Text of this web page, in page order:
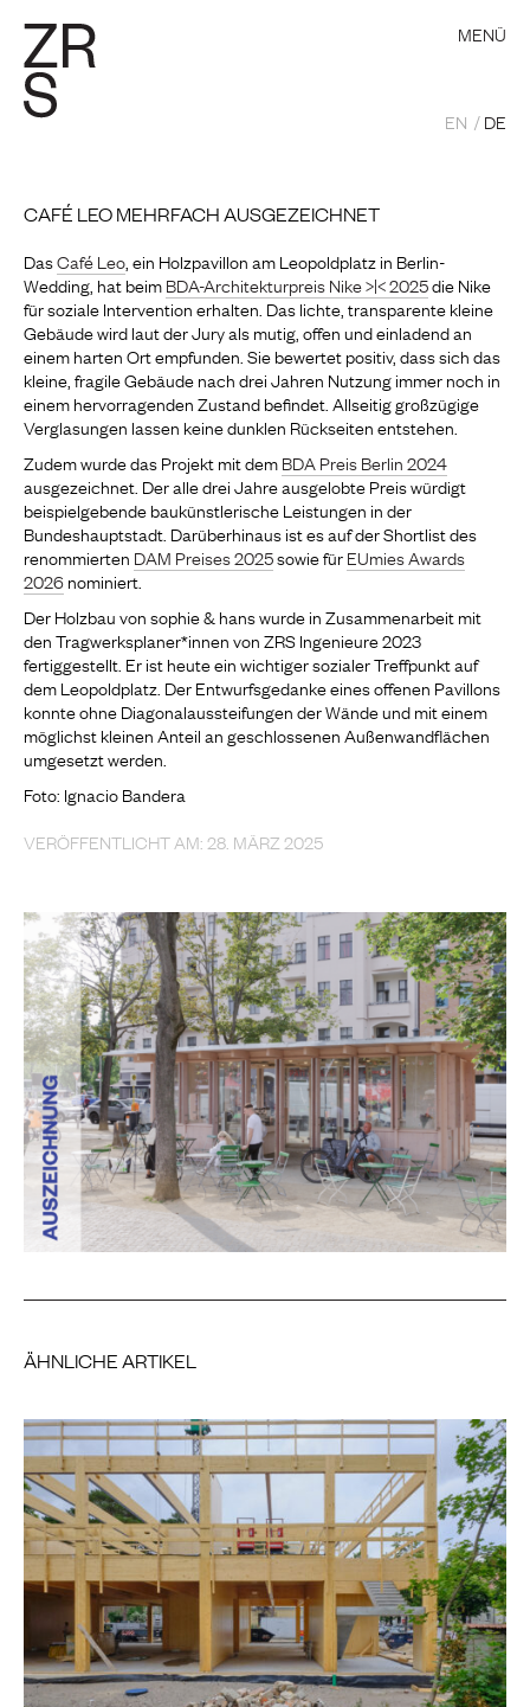
MENÜ
EN DE
CAFÉ LEO MEHRFACH AUSGEZEICHNET
DasCafé Leo , ein Holzpavillon am Leopoldplatz in Berlin-
Wedding, hat beimBDA-Architekturpreis Nike >|< 2025die Nike
für soziale Intervention erhalten. Das lichte, transparente kleine
Gebäude wird laut der Jury als mutig, offen und einladend an
einem harten Ort empfunden. Sie bewertet positiv, dass sich das
kleine, fragile Gebäude nach drei Jahren Nutzung immer noch in
einem hervorragenden Zustand befindet. Allseitig großzügige
Verglasungen lassen keine dunklen Rückseiten entstehen.
Zudem wurde das Projekt mit demBDA Preis Berlin 2024
ausgezeichnet. Der alle drei Jahre ausgelobte Preis würdigt
beispielgebende baukünstlerische Leistungen in der
Bundeshauptstadt. Darüberhinaus ist es auf der Shortlist des
renommierten DAM Preises 2025sowie fürEUmies Awards
2026nominiert.
Der Holzbau von sophie & hans wurde in Zusammenarbeit mit
den Tragwerksplaner*innen von ZRS Ingenieure 2023
fertiggestellt. Er ist heute ein wichtiger sozialer Treffpunkt auf
dem Leopoldplatz. Der Entwurfsgedanke eines offenen Pavillons
konnte ohne Diagonalaussteifungen der Wände und mit einem
möglichst kleinen Anteil an geschlossenen Außenwandflächen
umgesetzt werden.
Foto: Ignacio Bandera
VERÖFFENTLICHT AM: 28. MÄRZ 2025
ÄHNLICHE ARTIKEL